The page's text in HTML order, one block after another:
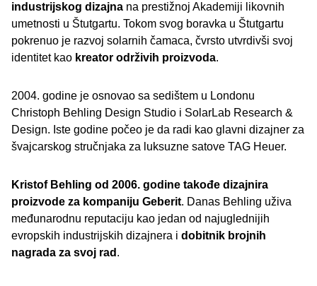
industrijskog dizajna na prestižnoj Akademiji likovnih
umetnosti u Štutgartu. Tokom svog boravka u Štutgartu
pokrenuo je razvoj solarnih čamaca, čvrsto utvrdivši svoj
identitet kao kreator održivih proizvoda.
2004. godine je osnovao sa sedištem u Londonu
Christoph Behling Design Studio i SolarLab Research &
Design. Iste godine počeo je da radi kao glavni dizajner za
švajcarskog stručnjaka za luksuzne satove TAG Heuer.
Kristof Behling od 2006. godine takođe dizajnira
proizvode za kompaniju Geberit. Danas Behling uživa
međunarodnu reputaciju kao jedan od najuglednijih
evropskih industrijskih dizajnera i dobitnik brojnih
nagrada za svoj rad .